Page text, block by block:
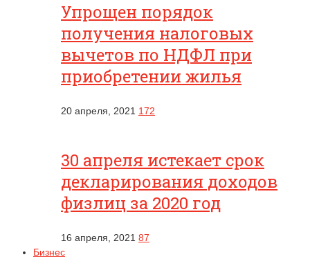
Упрощен порядок
получения налоговых
вычетов по НДФЛ при
приобретении жилья
20 апреля, 2021 172
30 апреля истекает срок
декларирования доходов
физлиц за 2020 год
16 апреля, 2021 87
Бизнес